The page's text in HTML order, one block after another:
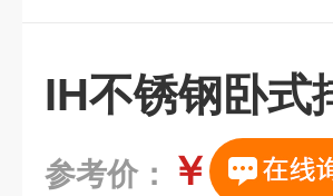
IH不锈钢卧式
参考价： ￥